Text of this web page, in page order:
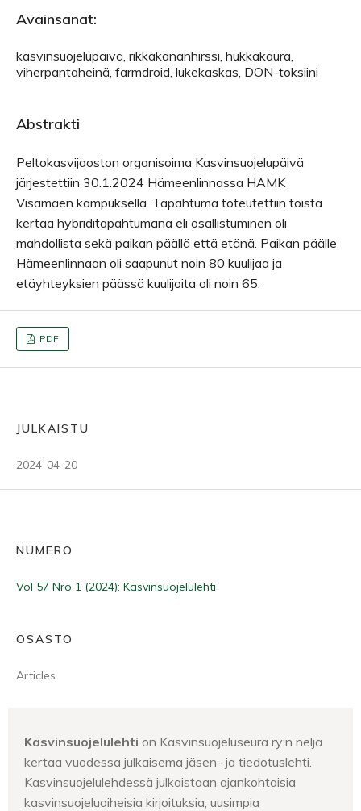
Avainsanat:
kasvinsuojelupäivä, rikkakananhirssi, hukkakaura,
viherpantaheinä, farmdroid, lukekaskas, DON-toksiini
Abstrakti
Peltokasvijaoston organisoima Kasvinsuojelupäivä
järjestettiin 30.1.2024 Hämeenlinnassa HAMK
Visamäen kampuksella. Tapahtuma toteutettiin toista
kertaa hybriditapahtumana eli osallistuminen oli
mahdollista sekä paikan päällä että etänä. Paikan päälle
Hämeenlinnaan oli saapunut noin 80 kuulijaa ja
etäyhteyksien päässä kuulijoita oli noin 65.
PDF
JULKAISTU
2024-04-20
NUMERO
Vol 57 Nro 1 (2024): Kasvinsuojelulehti
OSASTO
Articles
Kasvinsuojelulehti on Kasvinsuojeluseura ry:n neljä
kertaa vuodessa julkaisema jäsen- ja tiedotuslehti.
Kasvinsuojelulehdessä julkaistaan ajankohtaisia
kasvinsuojeluaiheisia kirjoituksia, uusimpia